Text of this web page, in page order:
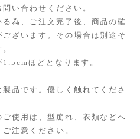
い合わせください。
為、ご注文完了後、商品の確
ざいます。その場合は別途そ
ほどとなります。
品です。優しく触れてくださ
使用は、型崩れ、衣類などへ
注意ください。